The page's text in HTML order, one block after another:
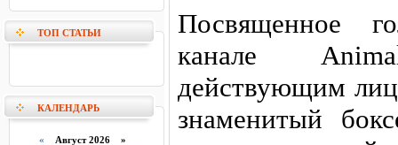
ТОП СТАТЬИ
КАЛЕНДАРЬ
« Август 2026 »
Посвященное
канале
действующим
знаменитый